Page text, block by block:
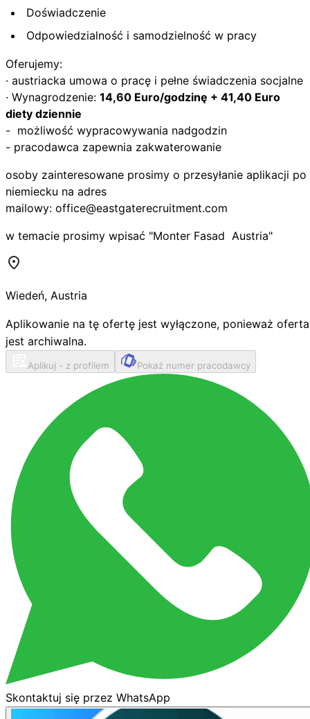
Doświadczenie
Odpowiedzialność i samodzielność w pracy
Oferujemy:
· austriacka umowa o pracę i pełne świadczenia socjalne
· Wynagrodzenie: 14,60 Euro/godzinę + 41,40 Euro
diety dziennie
- możliwość wypracowywania nadgodzin
- pracodawca zapewnia zakwaterowanie
osoby zainteresowane prosimy o przesyłanie aplikacji po
niemiecku na adres
mailowy: office@eastgaterecruitment.com
w temacie prosimy wpisać "Monter Fasad Austria"
Wiedeń, Austria
Aplikowanie na tę ofertę jest wyłączone, ponieważ oferta
jest archiwalna.
Aplikuj - z profilem Pokaż numer pracodawcy
Skontaktuj się przez WhatsApp